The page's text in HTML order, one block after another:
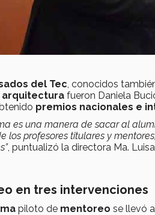
del Tec, conocidos
arquitectura fueron Daniela
premios nacionales e
es una manera de sacar al
los profesores titulares y
, puntualizó la directora Ma.
en tres intervenciones
piloto de mentoreo se llevó